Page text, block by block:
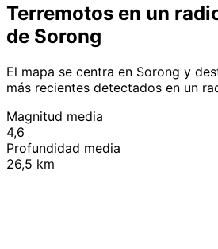
Terremotos en un
de Sorong
El mapa se centra en Sorong y
más recientes detectados en un
Magnitud media
4,6
Profundidad media
26,5 km